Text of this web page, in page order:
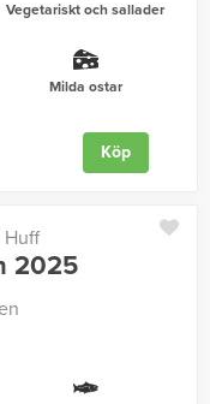
Vegetariskt och sallader
Milda ostar
Köp
Huff
2025